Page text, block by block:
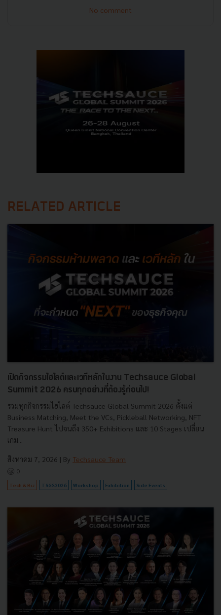
No comment
RELATED ARTICLE
เปิดกิจกรรมไฮไลต์และเวทีหลักในงาน Techsauce Global
Summit 2026 ครบทุกอย่างที่ต้องรู้ก่อนไป!
รวมทุกกิจกรรมไฮไลต์ Techsauce Global Summit 2026 ตั้งแต่
Business Matching, Meet the VCs, Pickleball Networking, NFT
Treasure Hunt ไปจนถึง 350+ Exhibitions และ 10 Stages เปลี่ยน
เกม...
สิงหาคม 7, 2026 | By Techsauce Team
0
Tech & Biz TSGS2026 Workshop Exhibition Side Events